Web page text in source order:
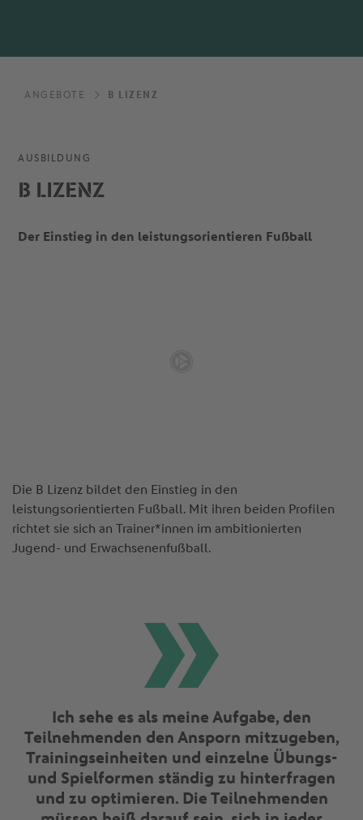
ANGEBOTE B LIZENZ
AUSBILDUNG
B LIZENZ
Der Einstieg in den leistungsorientieren Fußball
Die B Lizenz bildet den Einstieg in den
leistungsorientierten Fußball. Mit ihren beiden Profilen
richtet sie sich an Trainer*innen im ambitionierten
Jugend- und Erwachsenenfußball.
Ich sehe es als meine Aufgabe, den
Teilnehmenden den Ansporn mitzugeben,
Trainingseinheiten und einzelne Übungs-
und Spielformen ständig zu hinterfragen
und zu optimieren. Die Teilnehmenden